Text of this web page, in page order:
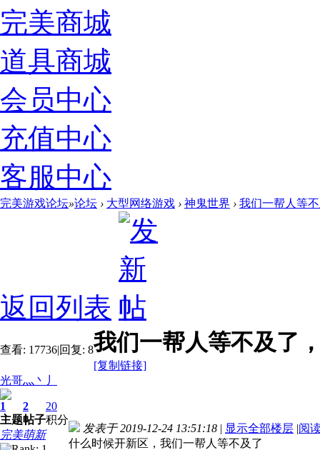
完美商城
道具商城
会员中心
充值中心
客服中心
完美游戏论坛»论坛 › 大型网络游戏 › 神鬼世界 › 我们一帮人等
返回列表
查看: 17736|回复: 8我们一帮人等不及了
[复制链接]
光哥灬丶丿
1
主题
2
帖子
20
积分
完美萌新
发表于 2019-12-24 13:51:18 | 显示全部楼层 |阅
什么时候开新区，我们一帮人等不及了